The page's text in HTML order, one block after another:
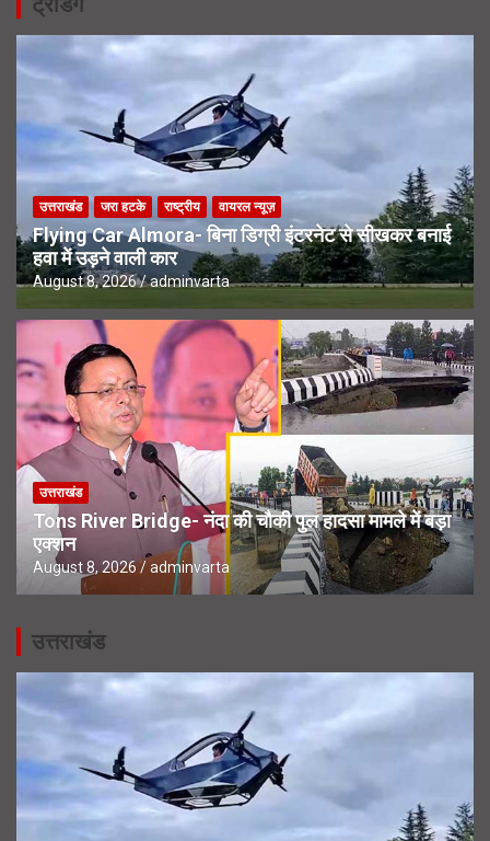
उत्तराखंड जरा हटके राष्ट्रीय वायरल न्यूज़
Flying Car Almora- बिना डिग्री इंटरनेट से सीखकर बनाई
हवा में उड़ने वाली कार
August 8, 2026 adminvarta
उत्तराखंड
Tons River Bridge- नंदा की चौकी पुल हादसा मामले में बड़ा
एक्शन
August 8, 2026 adminvarta
उत्तराखंड